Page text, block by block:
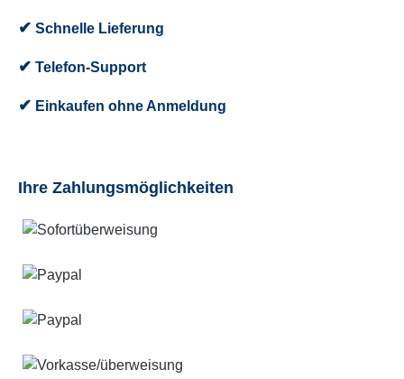
✔ Schnelle Lieferung
✔ Telefon-Support
✔ Einkaufen ohne Anmeldung
Ihre Zahlungsmöglichkeiten